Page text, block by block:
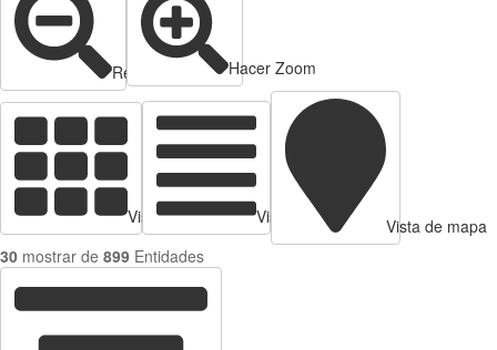
Reducir zoom Hacer Zoom
Vista de tarjetas Vista de Tabla
Vista de mapa
30 mostrar de 899 Entidades